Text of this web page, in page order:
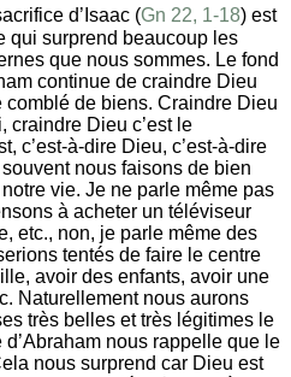
d’Isaac (Gn 22, 1-18) est
qui surprend beaucoup les
que nous sommes. Le fond
continue de craindre Dieu
de biens. Craindre Dieu
craindre Dieu c’est le
c’est-à-dire Dieu, c’est-à-dire
nous faisons de bien
vie. Je ne parle même pas
à acheter un téléviseur
etc., non, je parle même des
tentés de faire le centre
avoir des enfants, avoir une
Naturellement nous aurons
très belles et très légitimes le
d’Abraham nous rappelle que le
nous surprend car Dieu est